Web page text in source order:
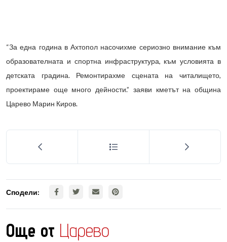
“За една година в Ахтопол насочихме сериозно внимание към
образователната и спортна инфраструктура, към условията в
детската градина. Ремонтирахме сцената на читалището,
проектираме още много дейности.” заяви кметът на община
Царево Марин Киров.
Сподели:
Още от Царево